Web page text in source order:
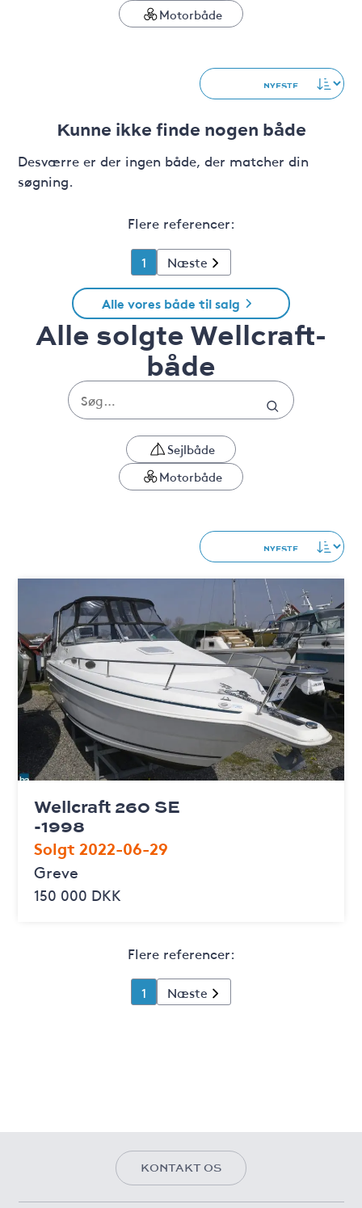
Motorbåde
Kunne ikke finde nogen både
Desværre er der ingen både, der matcher din
søgning.
Flere referencer:
1 Næste
Alle vores både til salg
Alle solgte Wellcraft-
både
Sejlbåde
Motorbåde
Wellcraft 260 SE
-1998
Solgt 2022-06-29
Greve
150 000 DKK
Flere referencer:
1 Næste
KONTAKT OS